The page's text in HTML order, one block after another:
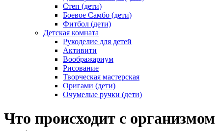
Степ (дети)
Боевое Самбо (дети)
Фитбол (дети)
Детская комната
Рукоделие для детей
Активити
Воображариум
Рисование
Творческая мастерская
Оригами (дети)
Очумелые ручки (дети)
Что происходит с организмом